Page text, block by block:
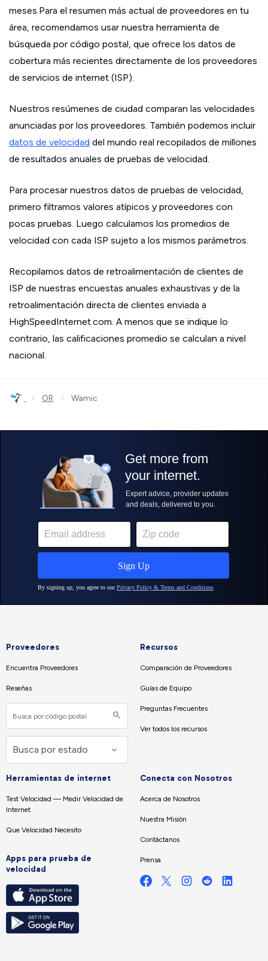
meses.Para el resumen más actual de proveedores en tu
área, recomendamos usar nuestra herramienta de
búsqueda por código postal, que ofrece los datos de
cobertura más recientes directamente de los proveedores
de servicios de internet (ISP).
Nuestros resúmenes de ciudad comparan las velocidades
anunciadas por los proveedores. También podemos incluir
datos de velocidad del mundo real recopilados de millones
de resultados anuales de pruebas de velocidad.
Para procesar nuestros datos de pruebas de velocidad,
primero filtramos valores atípicos y proveedores con
pocas pruebas. Luego calculamos los promedios de
velocidad con cada ISP sujeto a los mismos parámetros.
Recopilamos datos de retroalimentación de clientes de
ISP de nuestras encuestas anuales exhaustivas y de la
retroalimentación directa de clientes enviada a
HighSpeedInternet.com. A menos que se indique lo
contrario, las calificaciones promedio se calculan a nivel
nacional.
› OR › Wamic
Proveedores
Encuentra Proveedores
Reseñas
Recursos
Comparación de Proveedores
Guías de Equipo
Preguntas Frecuentes
Ver todos los recursos
Herramientas de internet
Test Velocidad — Medir Velocidad de
Internet
Que Velocidad Necesito
Apps para prueba de
velocidad
Conecta con Nosotros
Acerca de Nosotros
Nuestra Misión
Contáctanos
Prensa